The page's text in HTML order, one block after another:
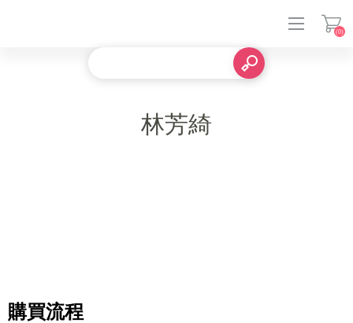
(0)
林芳綺
購買流程